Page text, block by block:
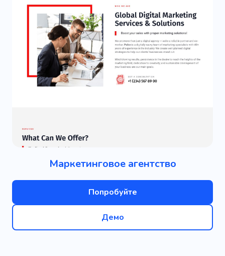
Маркетинговое агентство
Попробуйте
Демо